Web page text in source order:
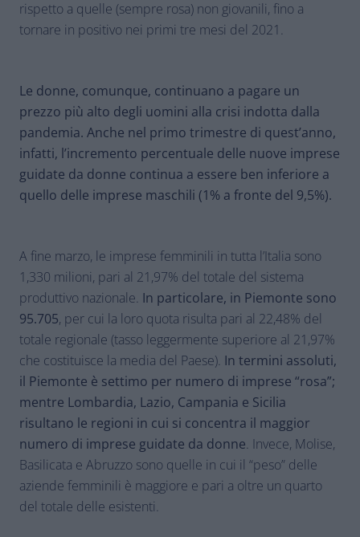
rispetto a quelle (sempre rosa) non giovanili, fino a
tornare in positivo nei primi tre mesi del 2021.
Le donne, comunque, continuano a pagare un
prezzo più alto degli uomini alla crisi indotta dalla
pandemia. Anche nel primo trimestre di quest’anno,
infatti, l’incremento percentuale delle nuove imprese
guidate da donne continua a essere ben inferiore a
quello delle imprese maschili (1% a fronte del 9,5%).
A fine marzo, le imprese femminili in tutta l’Italia sono
1,330 milioni, pari al 21,97% del totale del sistema
produttivo nazionale. In particolare, in Piemonte sono
95.705, per cui la loro quota risulta pari al 22,48% del
totale regionale (tasso leggermente superiore al 21,97%
che costituisce la media del Paese). In termini assoluti,
il Piemonte è settimo per numero di imprese “rosa”;
mentre Lombardia, Lazio, Campania e Sicilia
risultano le regioni in cui si concentra il maggior
numero di imprese guidate da donne. Invece, Molise,
Basilicata e Abruzzo sono quelle in cui il “peso” delle
aziende femminili è maggiore e pari a oltre un quarto
del totale delle esistenti.